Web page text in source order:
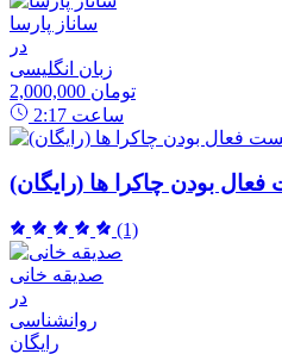
ساناز پارسا
در
زبان انگلیسی
2,000,000 تومان
2:17 ساعت
بودن چاکرا ها (رایگان)
(1)
صدیقه خانی
در
روانشناسی
رایگان